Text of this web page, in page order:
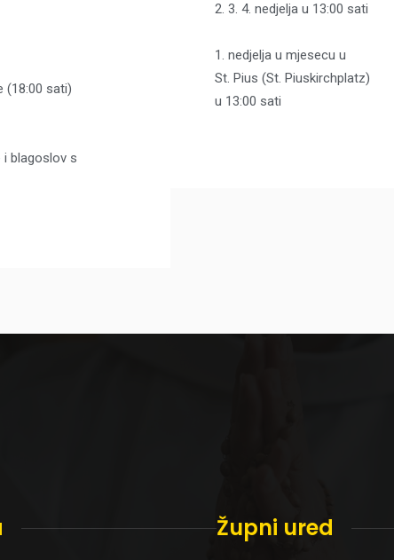
(18:00 sati)
i blagoslov s
2. 3. 4. nedjelja u 13:00 sati
1. nedjelja u mjesecu u
St. Pius (St. Piuskirchplatz)
u 13:00 sati
Župni ured